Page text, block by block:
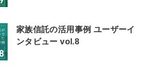
家族信託の活用事例 ユーザーイ
ンタビュー vol.8